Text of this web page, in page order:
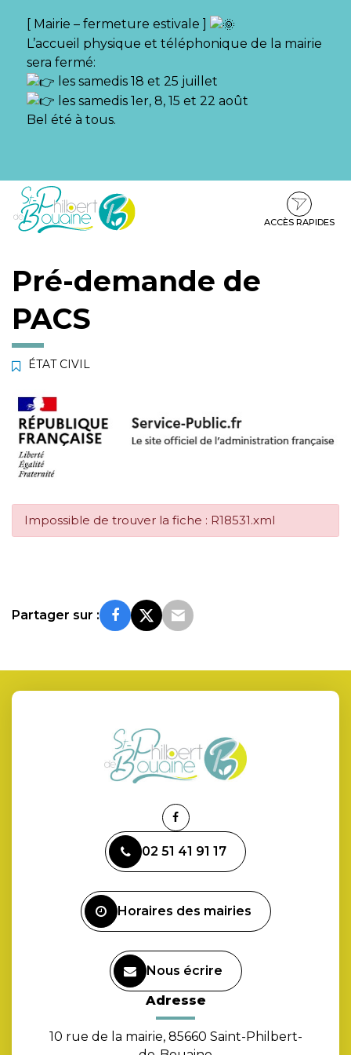
[ Mairie – fermeture estivale ]
L’accueil physique et téléphonique de la mairie
sera fermé:
les samedis 18 et 25 juillet
les samedis 1er, 8, 15 et 22 août
Bel été à tous.
Aller
Aller
contenu
Aller
pied
ACCÈS RAPIDES
Pré-demande de
PACS
ÉTAT CIVIL
Impossible de trouver la fiche : R18531.xml
Partager sur :
Lien
le
compte
02 51 41 91 17
Horaires des mairies
Nous écrire
Adresse
10 rue de la mairie, 85660 Saint-Philbert-